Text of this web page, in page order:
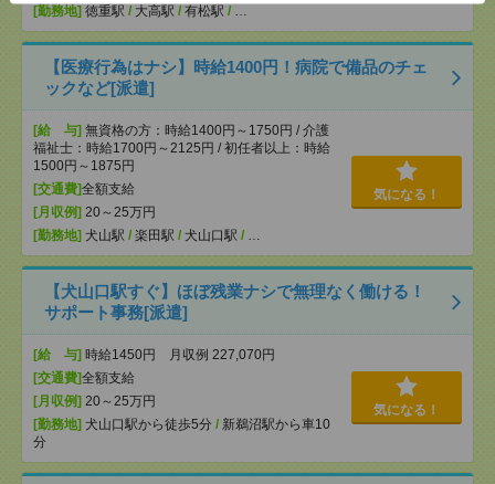
[勤務地] 徳重駅 / 大高駅 / 有松駅 / …
【医療行為はナシ】時給1400円！病院で備品のチェ
ックなど[派遣]
[給 与] 無資格の方：時給1400円～1750円 / 介護
福祉士：時給1700円～2125円 / 初任者以上：時給
1500円～1875円
[交通費]全額支給
[月収例] 20～25万円
[勤務地] 犬山駅 / 楽田駅 / 犬山口駅 / …
気になる！
【犬山口駅すぐ】ほぼ残業ナシで無理なく働ける！
サポート事務[派遣]
[給 与] 時給1450円 月収例 227,070円
[交通費]全額支給
[月収例] 20～25万円
[勤務地] 犬山口駅から徒歩5分 / 新鵜沼駅から車10
分
気になる！